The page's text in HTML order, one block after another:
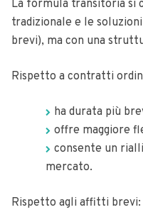
La formula transitoria si
tradizionale e le
brevi), ma con una
Rispetto a contratti
ha durata più
offre maggiore
consente un
mercato.
Rispetto agli affitti brevi: